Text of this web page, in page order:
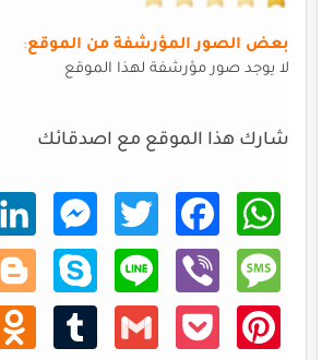
بعض الصور المؤرشفة من الموقع:
لا يوجد صور مؤرشفة لهذا الموقع
شارك هذا الموقع مع اصدقائك
What
sApp
Faceb
ook
Twitt
er
Mess
enger
Linke
dIn
Mess
age
Viber
Line
Skype
Blogg
er
Pinte
rest
Pocke
Gmail
Tumb
Odno
klass
niki